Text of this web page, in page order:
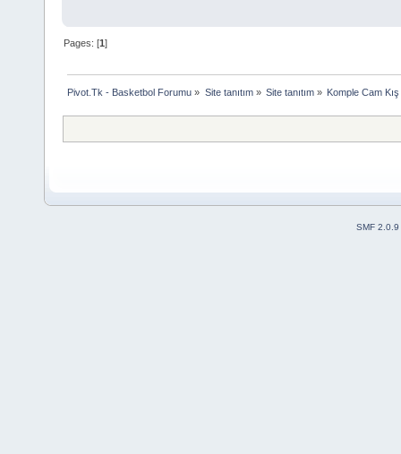
Pages: [1]
Pivot.Tk - Basketbol Forumu » Site tanıtım» Site tanıtım» Komple Cam
SMF 2.0.9